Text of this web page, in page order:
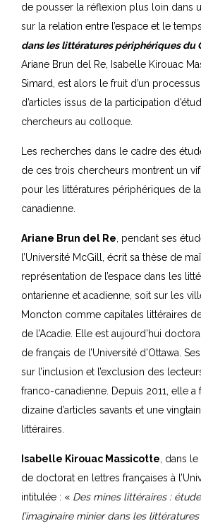
de pousser la réflexion plus loin dans
sur la relation entre l’espace et le temps.
dans les littératures périphériques du
Ariane Brun del Re, Isabelle Kirouac
Simard, est alors le fruit d’un
d’articles issus de la participation
chercheurs au colloque.
Les recherches dans le cadre des
de ces trois chercheurs montrent un
pour les littératures périphériques de
canadienne.
Ariane Brun del Re , pendant ses
l’Université McGill, écrit sa thèse de
représentation de l’espace dans les
ontarienne et acadienne, soit sur les
Moncton comme capitales littéraires
de l’Acadie. Elle est aujourd’hui
de français de l’Université d’Ottawa.
sur l’inclusion et l’exclusion des
franco-canadienne. Depuis 2011, elle a
dizaine d’articles savants et une
littéraires.
Isabelle Kirouac Massicotte , dans
de doctorat en lettres françaises à
intitulée : « Des mines littéraires :
l’imaginaire minier dans les